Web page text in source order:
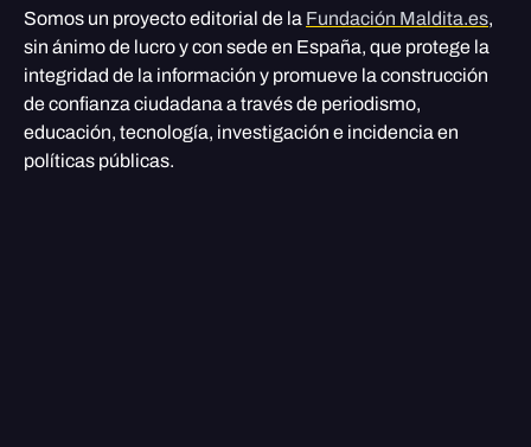
Somos un proyecto editorial de la Fundación Maldita.es,
sin ánimo de lucro y con sede en España, que protege la
integridad de la información y promueve la construcción
de confianza ciudadana a través de periodismo,
educación, tecnología, investigación e incidencia en
políticas públicas.